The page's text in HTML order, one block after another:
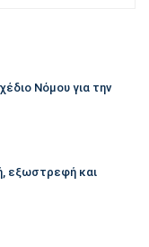
Νόμου για την
εξωστρεφή και